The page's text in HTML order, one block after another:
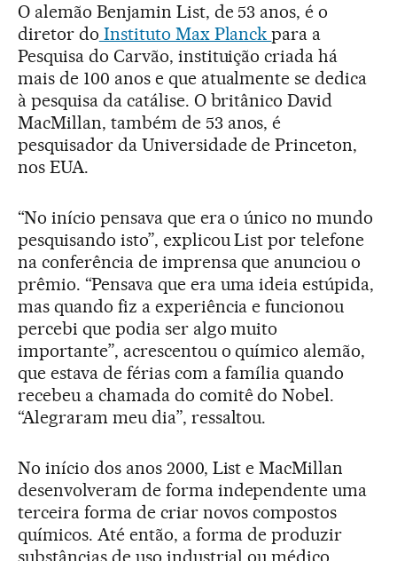
O alemão Benjamin List, de 53 anos, é o
diretor do Instituto Max Planckpara a
Pesquisa do Carvão, instituição criada há
mais de 100 anos e que atualmente se dedica
à pesquisa da catálise. O britânico David
MacMillan, também de 53 anos, é
pesquisador da Universidade de Princeton,
nos EUA.
“No início pensava que era o único no mundo
pesquisando isto”, explicou List por telefone
na conferência de imprensa que anunciou o
prêmio. “Pensava que era uma ideia estúpida,
mas quando fiz a experiência e funcionou
percebi que podia ser algo muito
importante”, acrescentou o químico alemão,
que estava de férias com a família quando
recebeu a chamada do comitê do Nobel.
“Alegraram meu dia”, ressaltou.
No início dos anos 2000, List e MacMillan
desenvolveram de forma independente uma
terceira forma de criar novos compostos
químicos. Até então, a forma de produzir